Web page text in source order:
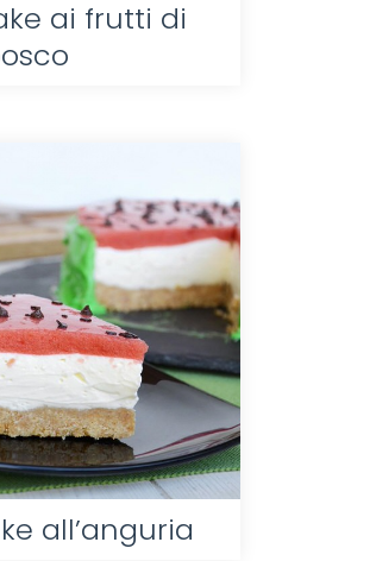
ai frutti di
all’anguria